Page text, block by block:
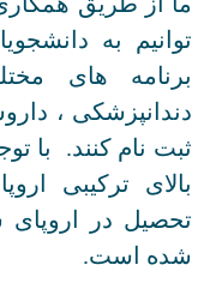
توانیم به
برنامه های
دندانپزشکی ،
ثبت نام کنند. با
تحصیل در
شده است.